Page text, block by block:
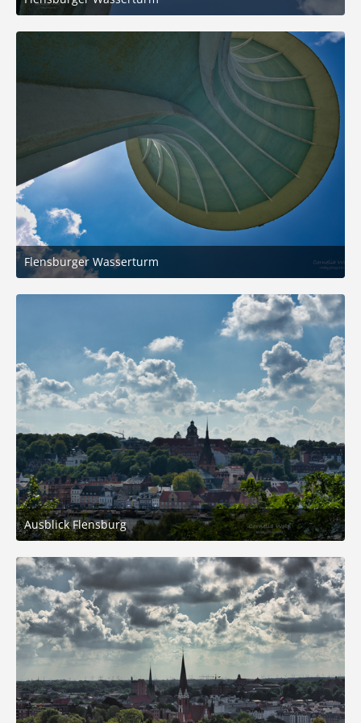
31. August 2025 um 20:20
5
Flensburger Wasserturm
31. August 2025 um 20:20
3
Ausblick Flensburg
31. August 2025 um 20:20
5